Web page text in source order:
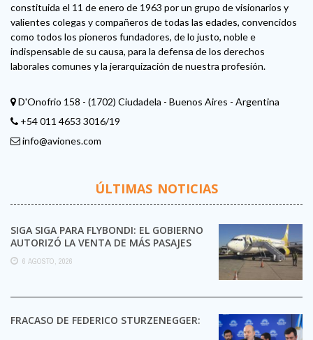
constituida el 11 de enero de 1963 por un grupo de visionarios y
valientes colegas y compañeros de todas las edades, convencidos
como todos los pioneros fundadores, de lo justo, noble e
indispensable de su causa, para la defensa de los derechos
laborales comunes y la jerarquización de nuestra profesión.
D'Onofrio 158 - (1702) Ciudadela - Buenos Aires - Argentina
+54 011 4653 3016/19
info@aviones.com
ÚLTIMAS NOTICIAS
SIGA SIGA PARA FLYBONDI: EL GOBIERNO
AUTORIZÓ LA VENTA DE MÁS PASAJES
6 AGOSTO, 2026
FRACASO DE FEDERICO STURZENEGGER: